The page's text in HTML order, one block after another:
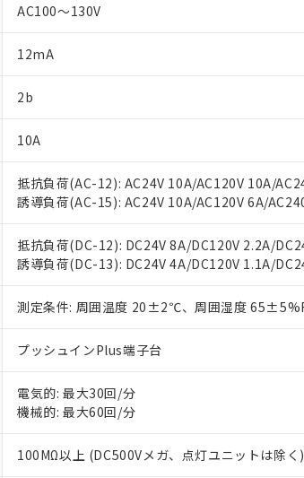
AC100～130V
12mA
2b
10A
抵抗負荷(AC-12): AC24V 10A/AC120V 10A/
誘導負荷(AC-15): AC24V 10A/AC120V 6A/
抵抗負荷(DC-12): DC24V 8A/DC120V 2.2A/
誘導負荷(DC-13): DC24V 4A/DC120V 1.1A/
測定条件: 周囲温度 20±2℃、周囲湿度
プッシュインPlus端子台
電気的: 最大30回/分
機械的: 最大60回/分
100MΩ以上 (DC500Vメガ、点灯ユニットは除く)
以下の条件をお読みいただき、同意のうえご
正式な納期状況および標準価格はお客
当社販売員にご相談ください。
オムロン制御機器販売店や当社販売拠
在庫状況および標準価格結果を当社の
す。
マイパーツ機能（部品リスト作成サー
ている必要があります。
が、当社の製品・サービスに関するお
さい。
※当社の共同利用者とは、
いる法人を指します。
があります。
*EU RoHS指令（10物質）：
六価クロム(Cr(Ⅵ)) 1000ppm以下、ポリ臭化ビフェニル
但し、RoHS指令で産業用監視および制御機器に対する適
フタル酸エステル類の４物質については閾値を超える意
※2 対応予定月
部品在庫の切り替え状況などにより、予定
※3 非含有証明書ダウンロード
EU RoHS指令（10物質）の非含有証明書
51物質の非含有証明書（当社基準）
※本証明書は発行日時点で非含有を証明する
また、RoHS指令のフタル酸エステル類４
混在することから備考欄に対応日を記載して
既に当社にて対応品への在庫切替を完了し
「×」：最大均質材料含有率が中国RoHSの
「－」：未確認です。当社販売部門へお問い
Pb(鉛) :1000ppm、 Hg(水銀) : 1000ppm、 Cd(カドミウ
DBP(フタル酸ジブチル) : 1000ppm、 DIBP(フタル酸ジ
※2 環境保護使用期限
「ｅ」：有害物質（10物質）のすべてが基準
「10」：通常の使用状況下において有害物
味します。
「－」：未確認です。当社販売部門へお問い
う）を輸出または国外への提供する場
置等に一切使用いたしません。
当社は、貴社製品を第三者に販売する
また当社は、販売先および販売に係わ
たしません。
記
説明
△ 一定数には満たないが在庫あり
－
在庫なし(最新の在庫状況について
機器販売店・当社販売員にご確認
空
白
受注生産機種、また在庫状況の情